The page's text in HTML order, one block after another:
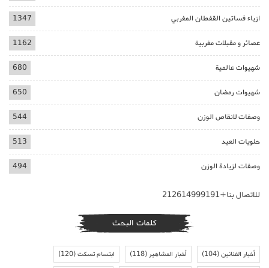
ازياء فساتين القفطان المغربي 1347
عصائر و مقبلات مغربية 1162
شهيوات عالمية 680
شهيوات رمضان 650
وصفات لانقاص الوزن 544
حلويات العيد 513
وصفات لزيادة الوزن 494
للاتصال بنا+212614999191
كلمات البحث
أخبار الفنانين(104) أخبار المشاهير(118) ابتسام تسكت(120)